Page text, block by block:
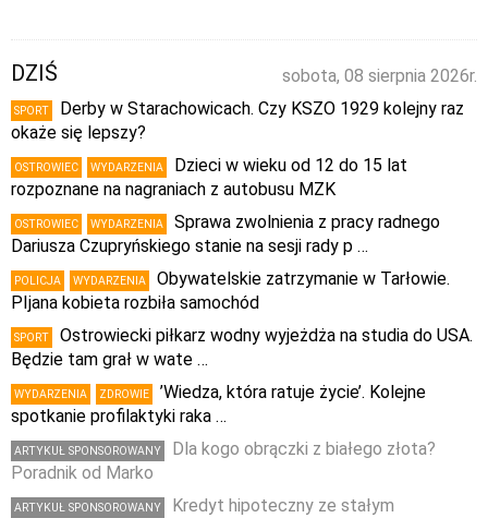
sobota, 08 sierpnia 2026r.
DZIŚ
SPORT
Derby w Starachowicach. Czy KSZO 1929 kolejny raz
okaże się lepszy?
OSTROWIEC WYDARZENIA
Dzieci w wieku od 12 do 15 lat
rozpoznane na nagraniach z autobusu MZK
OSTROWIEC WYDARZENIA
Sprawa zwolnienia z pracy radnego
Dariusza Czupryńskiego stanie na sesji rady p …
POLICJA WYDARZENIA
Obywatelskie zatrzymanie w Tarłowie.
PIjana kobieta rozbiła samochód
SPORT
Ostrowiecki piłkarz wodny wyjeżdża na studia do USA.
Będzie tam grał w wate …
WYDARZENIA ZDROWIE
’Wiedza, która ratuje życie’. Kolejne
spotkanie profilaktyki raka …
ARTYKUŁ SPONSOROWANY
Dla kogo obrączki z białego złota?
Poradnik od Marko
ARTYKUŁ SPONSOROWANY
Kredyt hipoteczny ze stałym